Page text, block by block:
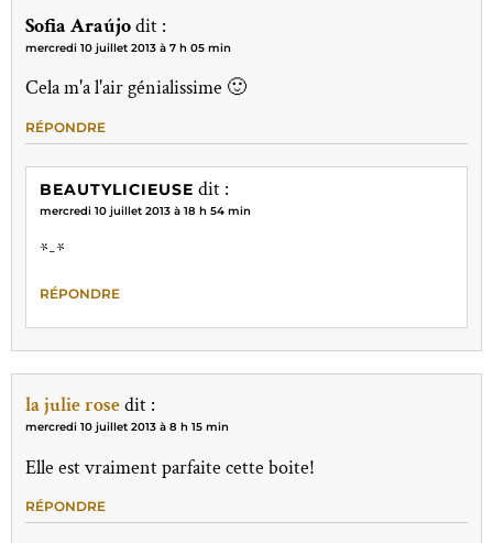
Sofia Araújodit :
mercredi 10 juillet 2013 à 7 h 05 min
Cela m'a l'air génialissime 🙂
RÉPONDRE
BEAUTYLICIEUSE dit :
mercredi 10 juillet 2013 à 18 h 54 min
*-*
RÉPONDRE
la julie rosedit :
mercredi 10 juillet 2013 à 8 h 15 min
Elle est vraiment parfaite cette boite!
RÉPONDRE